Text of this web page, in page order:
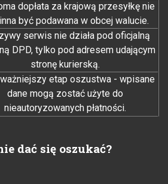
dopłata za krajową przesyłkę nie
być podawana w obcej walucie.
serwis nie działa pod oficjalną
DPD, tylko pod adresem udającym
stronę kurierską.
etap oszustwa - wpisane
dane mogą zostać użyte do
nieautoryzowanych płatności.
dać się oszukać?